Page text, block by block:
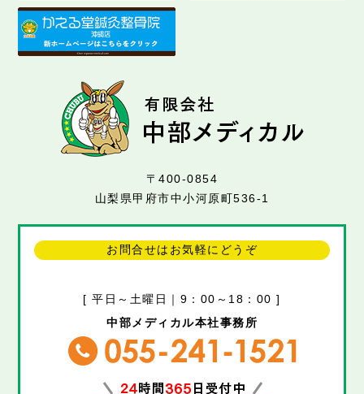
〒400-0854
山梨県甲府市中小河原町536-1
お問合せはお気軽にどうぞ
[ 平日～土曜日｜9：00～18：00 ]
中部メディカル本社事務所